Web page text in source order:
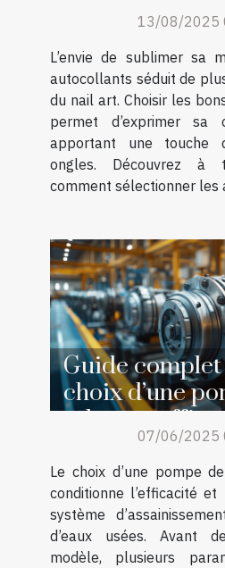
13/08/2025
L’envie de sublimer sa
autocollants séduit de
du nail art. Choisir les
permet d’exprimer sa
apportant une touche
ongles. Découvrez à
comment sélectionner les
Guide
choix d’une
relevage
07/06/2025
Le choix d’une pompe
conditionne l’efficacité
système
d’eaux usées. Avant
modèle, plusieurs